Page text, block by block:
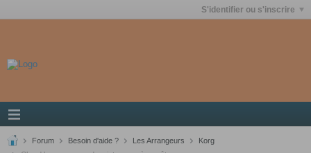
S'identifier ou s'inscrire
Forum Besoin d'aide ? Les Arrangeurs
Korg